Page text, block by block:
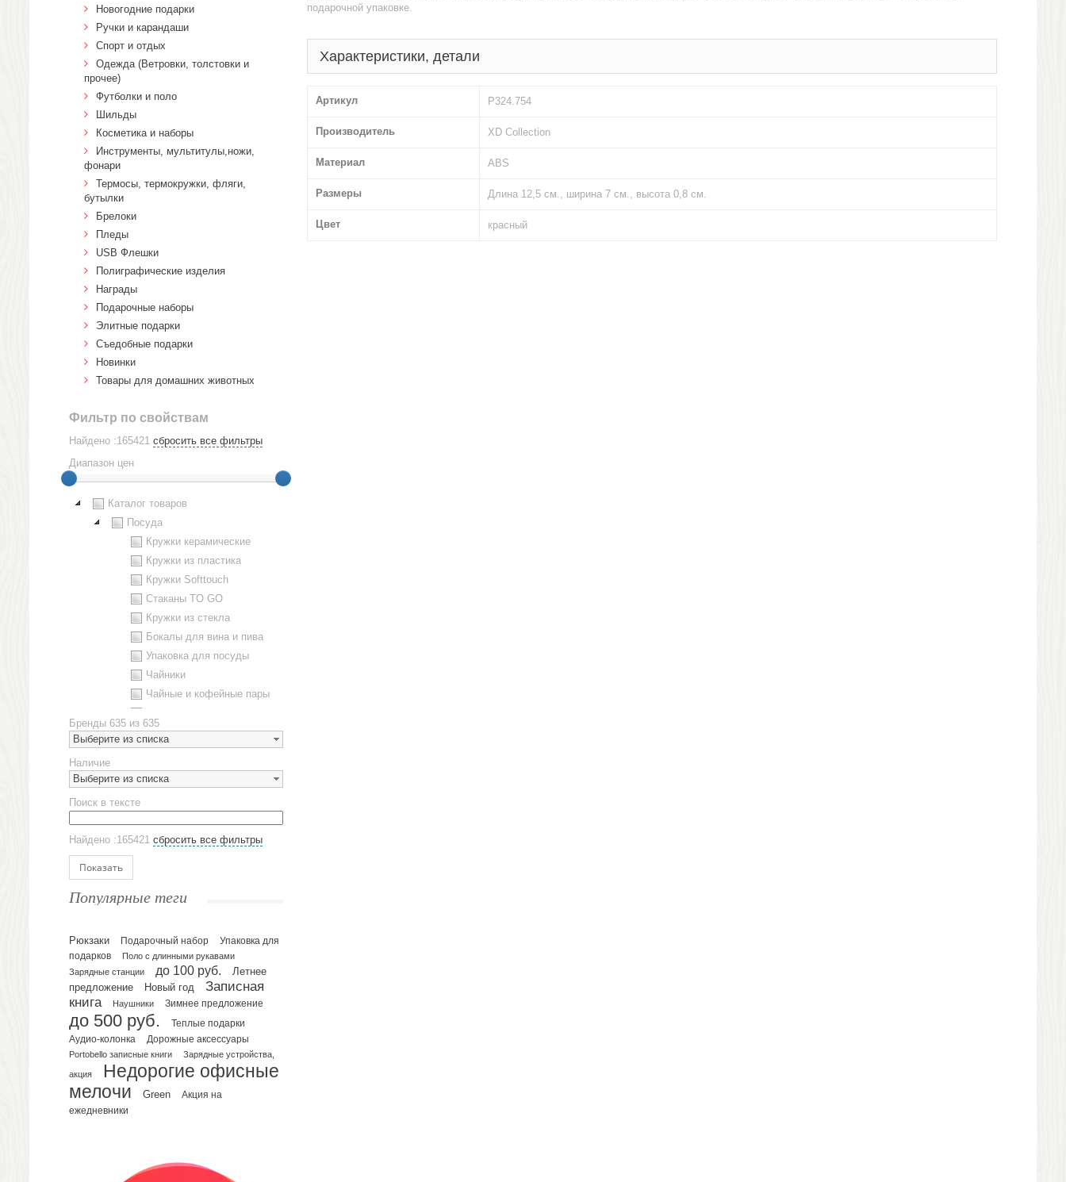
подарочной упаковке.
Характеристики, детали
Артикул P324.754
Производитель XD Collection
Материал ABS
Размеры Длина 12,5 см., ширина 7 см., высота 0,8 см.
Цвет красный
Новогодние подарки
Ручки и карандаши
Спорт и отдых
Одежда (Ветровки, толстовки и
прочее)
Футболки и поло
Шильды
Косметика и наборы
Инструменты, мультитулы,ножи,
фонари
Термосы, термокружки, фляги,
бутылки
Брелоки
Пледы
USB Флешки
Полиграфические изделия
Награды
Подарочные наборы
Элитные подарки
Cъедобные подарки
Новинки
Товары для домашних животных
Фильтр по свойствам
Найдено :165421 сбросить все фильтры
Диапазон цен
Каталог товаров
Посуда
Кружки керамические
Кружки из пластика
Кружки Softtouch
Стаканы TO GO
Кружки из стекла
Бокалы для вина и пива
Упаковка для посуды
Чайники
Чайные и кофейные пары
Наборы посуды
Предметы сервировки
Стаканы
Эко кружки
ЕВРОПОСУДА
Аксессуары
Ежедневники и блокноты
Датированные ежедневники
Планинги и телефонные книжки
Планинги датированные
Планинги недатированные
Телефонные книжки
Еженедельники
Органайзер на ежедневник
Сумки и Рюкзаки
Сумки для планшетов и ноутбуков
Рюкзаки
Несессеры и косметички
Бренды 635 из 635
Выберите из списка
Наличие
Выберите из списка
Поиск в тексте
Найдено :165421 сбросить все фильтры
Показать
Популярные теги
Рюкзаки Подарочный набор
Упаковка для
подарков
Поло с длинными рукавами
Зарядные станции
до 100 руб.
Летнее
предложение
Новый год
Записная
книга
Наушники Зимнее предложение
до 500 руб.
Теплые подарки
Аудио-колонка
Дорожные аксессуары
Portobello записные книги
Зарядные устройства,
акция
Недорогие офисные
мелочи
Green
Акция на
ежедневники